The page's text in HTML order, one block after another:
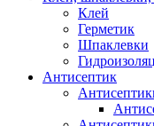
Клей
Герметик
Шпаклевки
Антисептик